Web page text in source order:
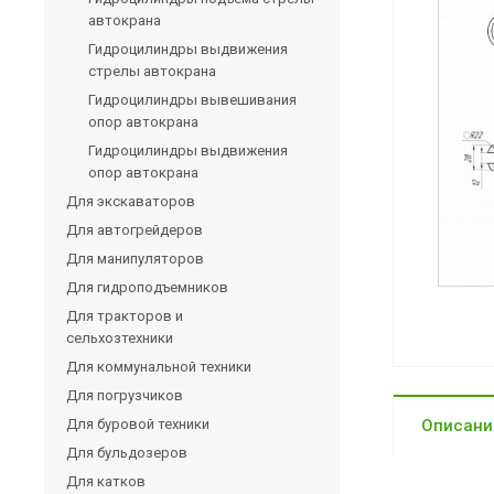
автокрана
Гидроцилиндры выдвижения
стрелы автокрана
Гидроцилиндры вывешивания
опор автокрана
Гидроцилиндры выдвижения
опор автокрана
Для экскаваторов
Для автогрейдеров
Для манипуляторов
Для гидроподъемников
Для тракторов и
сельхозтехники
Для коммунальной техники
Для погрузчиков
Для буровой техники
Для бульдозеров
Для катков